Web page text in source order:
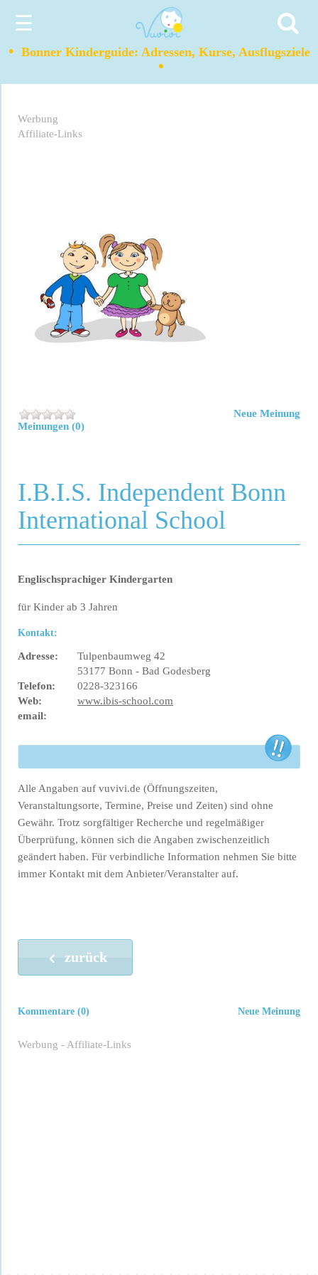
☰
• Bonner Kinderguide: Adressen, Kurse, Ausflugsziele
•
Werbung
Affiliate-Links
Meinungen (0)
Neue Meinung
I.B.I.S. Independent Bonn
International School
Englischsprachiger Kindergarten
für Kinder ab 3 Jahren
Kontakt:
Adresse:
Tulpenbaumweg 42
53177 Bonn - Bad Godesberg
Telefon:
0228-323166
Web:
www.ibis-school.com
email:
Alle Angaben auf vuvivi.de (Öffnungszeiten,
Veranstaltungsorte, Termine, Preise und Zeiten) sind ohne
Gewähr. Trotz sorgfältiger Recherche und regelmäßiger
Überprüfung, können sich die Angaben zwischenzeitlich
geändert haben. Für verbindliche Information nehmen Sie bitte
immer Kontakt mit dem Anbieter/Veranstalter auf.
zurück
Neue Meinung
Kommentare (0)
Werbung - Affiliate-Links